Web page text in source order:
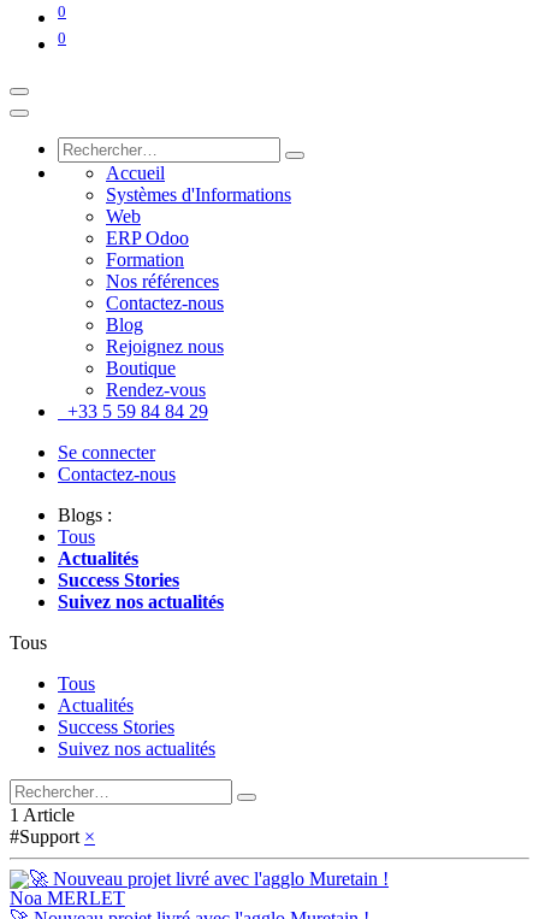
0
0
Accueil
Systèmes d'Informations
Web
ERP Odoo
Formation
Nos références
Contactez-nous
Blog
Rejoignez nous
Boutique
Rendez-vous
+33 5 59 84 84 29
Se connecter
Contactez-nous
Blogs :
Tous
Actualités
Success Stories
Suivez nos actualités
Tous
Tous
Actualités
Success Stories
Suivez nos actualités
1 Article
#Support ×
Noa MERLET